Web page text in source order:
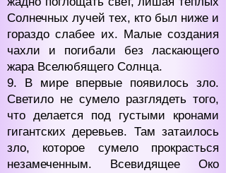
Солнечных лучей тех, кто был ниже и
гораздо слабее их. Малые создания
чахли и погибали без ласкающего
жара Вселюбящего Солнца.
9. В мире впервые появилось зло.
Светило не сумело разглядеть того,
что делается под густыми кронами
гигантских деревьев. Там затаилось
зло, которое сумело прокрасться
незамеченным. Всевидящее Око